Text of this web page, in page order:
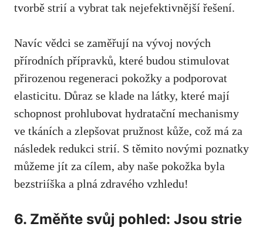
tvorbě ⁢strií a ⁤vybrat tak nejefektivnější ‍řešení.
Navíc vědci se zaměřují na vývoj nových ​
přírodních přípravků, které budou ⁤stimulovat
přirozenou regeneraci pokožky a podporovat
elasticitu. Důraz‌ se klade ⁢na látky,⁢ které mají
schopnost prohlubovat hydratační mechanismy
ve tkáních⁤ a ​zlepšovat ⁢pružnost kůže, což má za
‌následek redukci strií. S těmito novými poznatky
můžeme jít ‌za cílem, aby ​naše pokožka​ byla
‌bezstriíška a plná zdravého⁤ vzhledu!
6. Změňte​ svůj pohled: ‌Jsou strie⁤